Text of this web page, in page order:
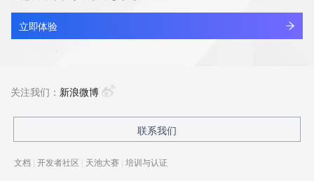
新注册
查看详情
mold-remediation1966.asia
最近查询
立即体验
关注我们： 新浪微博
联系我们
文档 | 开发者社区 | 天池大赛 | 培训与认证